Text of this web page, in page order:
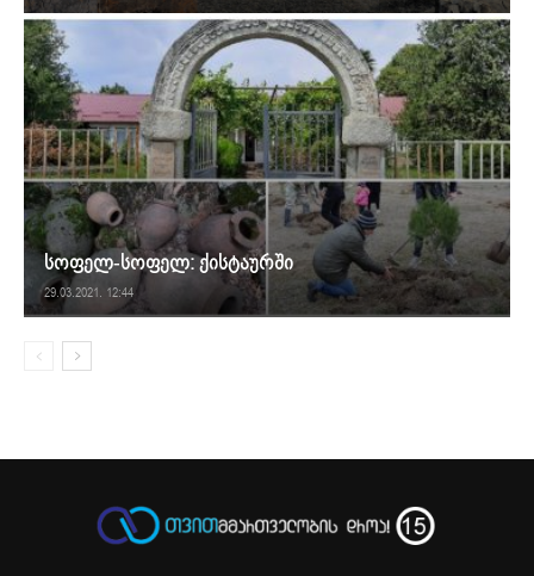
სოფელ-სოფელ: ქისტაურში
29.03.2021. 12:44